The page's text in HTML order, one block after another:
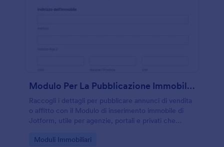
Modulo Per La Pubblicazione Immobiliare
Raccogli i dettagli per pubblicare annunci di vendita
o affitto con il Modulo di inserimento immobile di
Jotform, utile per agenzie, portali e privati che
Go to Category:
Moduli Immobiliari